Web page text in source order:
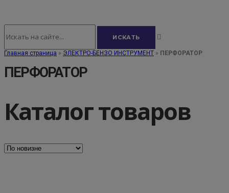
Главная страница » ЭЛЕКТРО-БЕНЗО ИНСТРУМЕНТ » ПЕРФОРАТОР
ПЕРФОРАТОР
Каталог товаров